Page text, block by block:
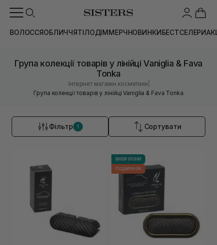
ВОЛОССЯОБЛИЧЧЯТІЛОДІММЕРЧНОВИНКИБЕСТСЕЛЕРИ
Група колекції товарів у лінійці Vaniglia & Fava
Tonka
Інтернет магазин косметики
Група колекції товарів у лінійці Vaniglia & Fava Tonka
Фільтр 1 Сортувати
ВИБІР ІЛОНИ
ПОДАРУНОК